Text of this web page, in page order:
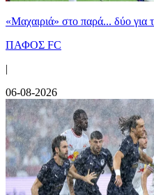
«Μαχαιριά» στο παρά... δύο για
ΠΑΦΟΣ FC
|
06-08-2026